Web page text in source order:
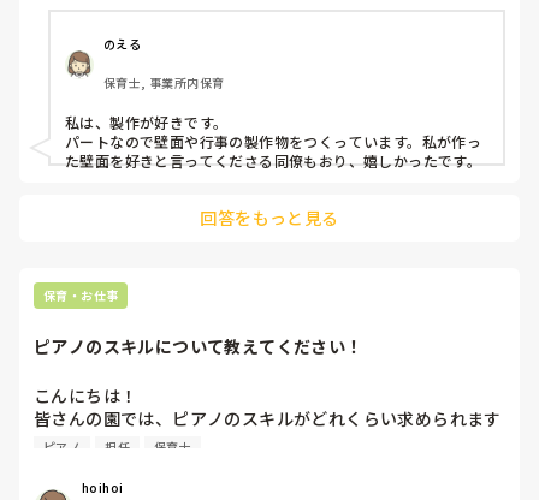
のえる
保育士, 事業所内保育
私は、製作が好きです。
パートなので壁面や行事の製作物をつくっています。私が作っ
た壁面を好きと言ってくださる同僚もおり、嬉しかったです。
回答をもっと見る
保育・お仕事
ピアノのスキルについて教えてください！
こんにちは！
皆さんの園では、ピアノのスキルがどれくらい求められます
か？
ました😂私はピアノが下手なの😂
ピアノ 担任 保育士
hoihoi